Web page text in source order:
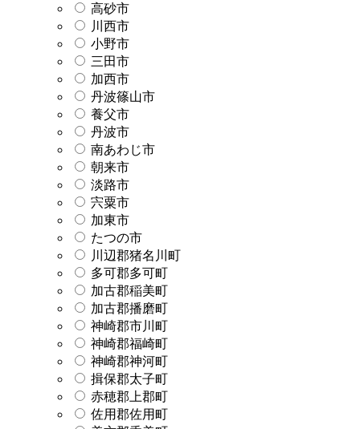
高砂市
川西市
小野市
三田市
加西市
丹波篠山市
養父市
丹波市
南あわじ市
朝来市
淡路市
宍粟市
加東市
たつの市
川辺郡猪名川町
多可郡多可町
加古郡稲美町
加古郡播磨町
神崎郡市川町
神崎郡福崎町
神崎郡神河町
揖保郡太子町
赤穂郡上郡町
佐用郡佐用町